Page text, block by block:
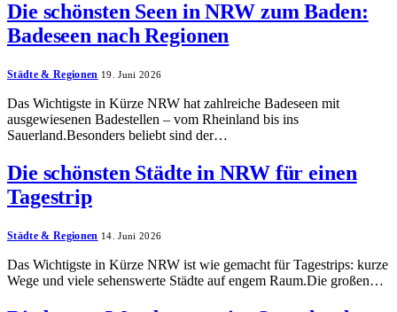
Die schönsten Seen in NRW zum Baden:
Badeseen nach Regionen
Städte & Regionen 19. Juni 2026
Das Wichtigste in Kürze NRW hat zahlreiche Badeseen mit
ausgewiesenen Badestellen – vom Rheinland bis ins
Sauerland.Besonders beliebt sind der…
Die schönsten Städte in NRW für einen
Tagestrip
Städte & Regionen 14. Juni 2026
Das Wichtigste in Kürze NRW ist wie gemacht für Tagestrips: kurze
Wege und viele sehenswerte Städte auf engem Raum.Die großen…